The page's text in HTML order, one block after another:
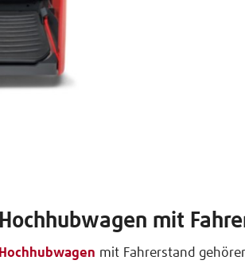
Hochhubwagen mit
Hochhubwagen mit Fahrerstand